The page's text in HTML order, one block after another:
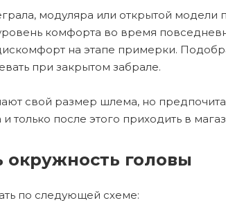
модуляра или открытой модели
уровень комфорта во время
на этапе примерки.
при закрытом забрале.
свой размер шлема, но
только после этого приходить в
окружность головы
по следующей схеме: